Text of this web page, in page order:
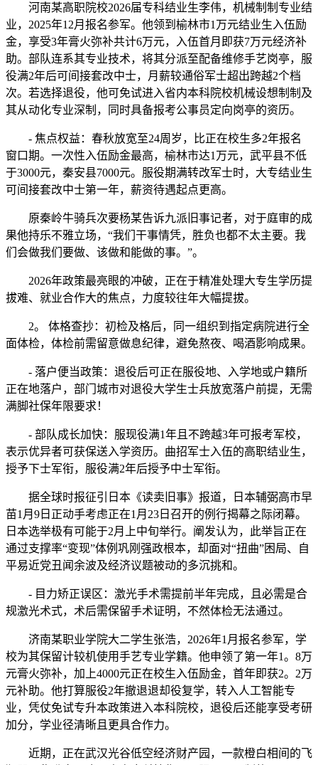
河南某高职院校2026届专科结业生李伟，机械制制专业结
业，2025年12月报名参军。他领到榆林市1万元结业生入伍励
金，享受3年膏火弥补共计6万元，入伍首月即获7万元经济补
助。部队连系其专业技术，将其分派至配备维修手艺岗亭，服
役满2年后可间接套改中士，月薪较通俗军士超出跨越2个档
次。若选择退役，他可免试进入省内本科院校机械设想制制及
其从动化专业深制，同时具备报考公事员定向岗亭的资历。
- 焦点权益：春秋放宽至24周岁，比正在校生多2年报名
窗口期。一次性入伍励金最高，榆林市达1万元，武平县不低
于3000元，秦安县7000元。服役期满转改军士时，大专结业生
可间接套改中士第一年，薪资待遇起点更高。
原秦岭牛骑兵次要杨某告诉九派旧事记者，对于庭审的成
果他持乐不雅立场，“我们干事情凭，胜负也都不太主要。我
们会做我们要做、该做和能做的事。”。
2026年政策最亮眼的冲破，正在于精准处理大专生学历提
拔难、就业合作大的焦点，力度较往年大幅提拔。
2。 体格查抄：初检及格后，同一组织到指定病院进行全
面体检，体检前需留意做息纪律，避免熬夜、喝酒影响成果。
- 落户便当政策：退役后可正在服役地、入学地或户籍所
正在地落户，部门城市对退役大学生士兵放宽落户前提，无需
满脚社保年限要求！
- 部队成长加快：服现役满1年且不跨越3年可报考军校，
表示优异者可获保送入学资历。曲招军士入伍的高职结业生，
授予下士军衔，服役满2年后授予中士军衔。
据全球时报征引日本《读卖旧事》报道，日本辅弼高市早
苗1月9日正动手考虑正在1月23日召开的例行揭幕之际闭幕。
日本选举极有可能于2月上中旬举行。阐发认为，此举旨正在
通过支撑率“变现”体例巩刚强政根本，却面对“扭曲”困局、自
平易近党丑闻余波及经济议题被动的多沉挑和。
- 目力矫正误区：激光手术需提前半年完成，且必需是合
规激光术式，术后需保留手术证明，不然体检无法通过。
济南某职业学院大二学生张浩，2026年1月报名参军，学
校为其保留计较机使用手艺专业学籍。他申领了第一年1。8万
元膏火弥补，加上4000元正在校生入伍励金，首年即获2。2万
元补助。他打算服役2年撤退退却役复学，转入人工智能专
业，凭仗免试专升本政策进入本科院校，退役后还能享受考研
加分，学业径清晰且更具合作力。
近期，正在武汉光谷低空经济财产园，一款橙白相间的飞